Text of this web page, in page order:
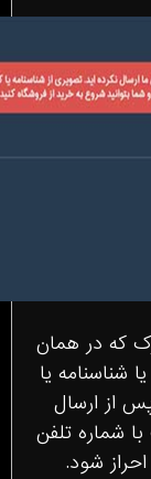
که در همان
شناسنامه یا
از ارسال
شماره تلفن
شود.